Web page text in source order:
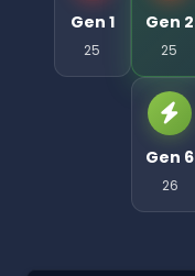
Gen 1
25
Gen 2
25
Gen 6
26